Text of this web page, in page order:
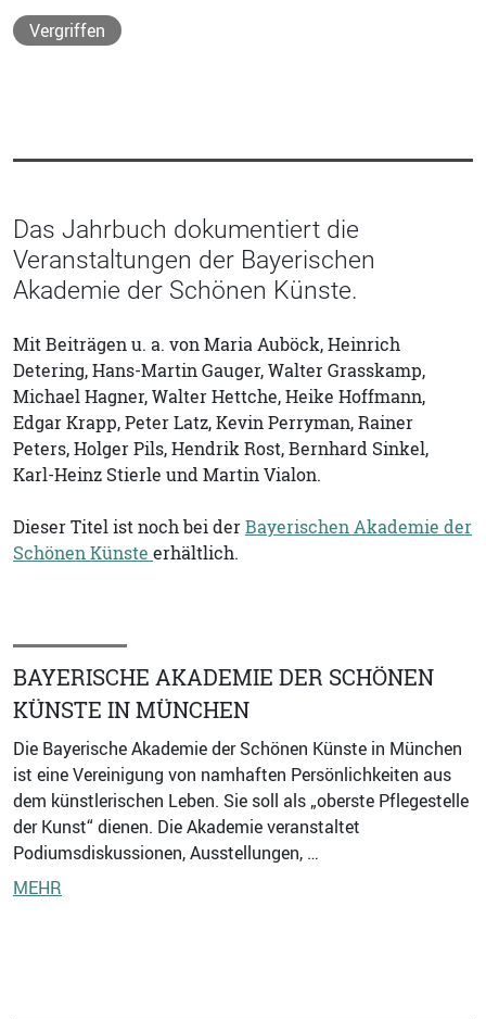
Vergriffen
Das Jahrbuch dokumentiert die
Veranstaltungen der Bayerischen
Akademie der Schönen Künste.
Mit Beiträgen u. a. von Maria Auböck, Heinrich
Detering, Hans-Martin Gauger, Walter Grasskamp,
Michael Hagner, Walter Hettche, Heike Hoffmann,
Edgar Krapp, Peter Latz, Kevin Perryman, Rainer
Peters, Holger Pils, Hendrik Rost, Bernhard Sinkel,
Karl-Heinz Stierle und Martin Vialon.
Dieser Titel ist noch bei derBayerischen Akademie der
Schönen Künste erhältlich.
BAYERISCHE AKADEMIE DER SCHÖNEN
KÜNSTE IN MÜNCHEN
Die Bayerische Akademie der Schönen Künste in München
ist eine Vereinigung von namhaften Persönlichkeiten aus
dem künstlerischen Leben. Sie soll als „oberste Pflegestelle
der Kunst“ dienen. Die Akademie veranstaltet
Podiumsdiskussionen, Ausstellungen, …
MEHR